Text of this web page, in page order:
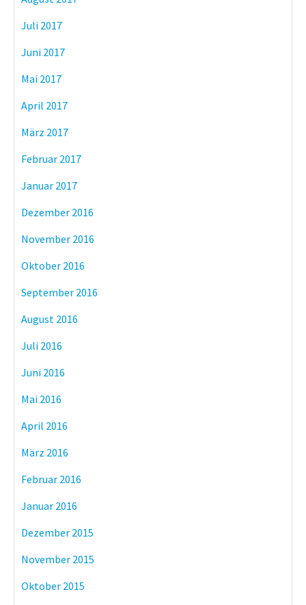
Juli 2017
Juni 2017
Mai 2017
April 2017
März 2017
Februar 2017
Januar 2017
Dezember 2016
November 2016
Oktober 2016
September 2016
August 2016
Juli 2016
Juni 2016
Mai 2016
April 2016
März 2016
Februar 2016
Januar 2016
Dezember 2015
November 2015
Oktober 2015